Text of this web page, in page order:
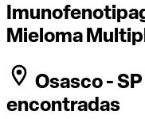
Mieloma
Osasco -
encontradas